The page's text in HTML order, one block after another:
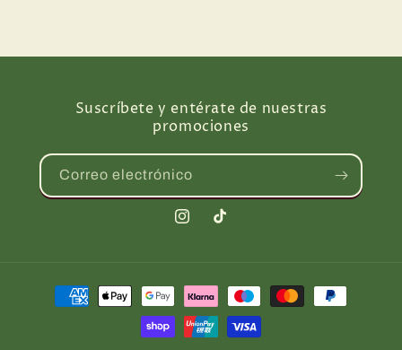
Suscríbete y entérate de nuestras
promociones
Correo electrónico
InstagramTikTok
Formas